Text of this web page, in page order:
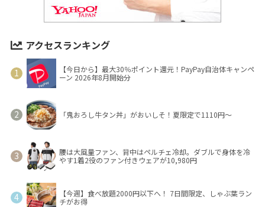
アクセスランキング
【今日から】最大30％ポイント還元！PayPay自治体キャンペ
ーン 2026年8月開始分
「鬼おろし牛タン丼」がおいしそ！夏限定で1110円～
腰は大風量ファン、背中はペルチェ冷却。ダブルで身体を冷
やす1着2役のファン付きウェアが10,980円
【今週】食べ放題2000円以下へ！ 7日間限定、しゃぶ葉ラン
チがお得